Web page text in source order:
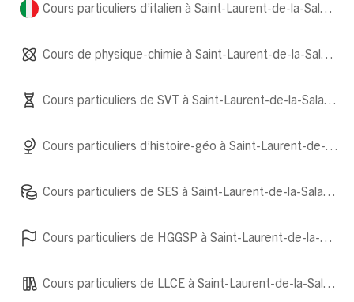
Cours particuliers d’histoire-géo à Saint-Laurent-de-la-Salanque
Cours particuliers de SES à Saint-Laurent-de-la-Salanque
Cours particuliers de HGGSP à Saint-Laurent-de-la-Salanque
Cours particuliers de LLCE à Saint-Laurent-de-la-Salanque
Cours particuliers d’italien à Saint-Laurent-de-la-Salanque
Cours de physique-chimie à Saint-Laurent-de-la-Salanque
Cours particuliers de SVT à Saint-Laurent-de-la-Salanque